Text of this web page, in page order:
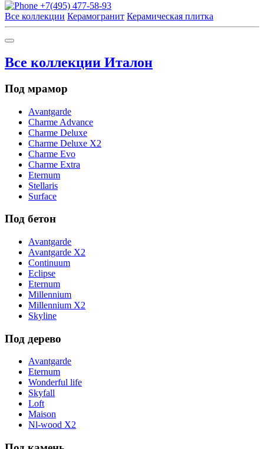
+7(495) 477-58-93
Все коллекции Керамогранит Керамическая плитка
Все коллекции Италон
Под мрамор
Avantgarde
Charme Advance
Charme Deluxe
Charme Deluxe X2
Charme Evo
Charme Extra
Eternum
Stellaris
Surface
Под бетон
Avantgarde
Avantgarde X2
Continuum
Eclipse
Eternum
Millennium
Millennium X2
Skyline
Под дерево
Avantgarde
Eternum
Wonderful life
Skyfall
Loft
Maison
Nl-wood X2